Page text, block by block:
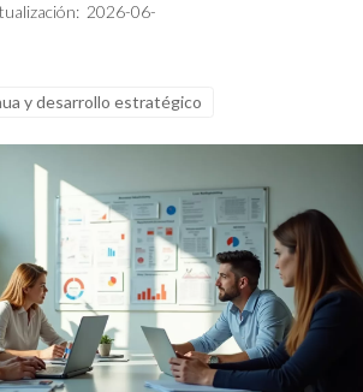
2026-06-
y desarrollo estratégico